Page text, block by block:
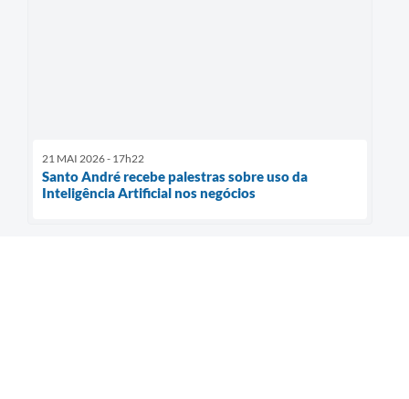
21 MAI 2026 - 17h22
Santo André recebe palestras sobre uso da
Inteligência Artificial nos negócios